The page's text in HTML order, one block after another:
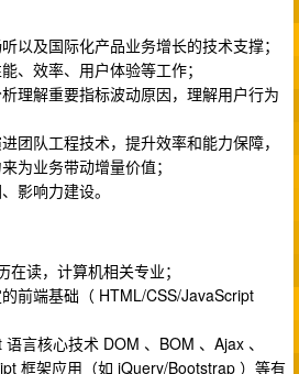
以及国际化产品业务增长的技术支撑；
、效率、用户体验等工作；
理解重要指标波动原因，理解用户行为
团队工程技术，提升效率和能力保障，
为业务带动增量价值；
影响力建设。
读，计算机相关专业；
前端基础（ HTML/CSS/JavaScript
言核心技术 DOM 、BOM 、Ajax 、
框架应用（如 jQuery/Bootstrap ）等有